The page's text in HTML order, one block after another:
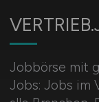
Jobbörse mit
Jobs: Jobs im